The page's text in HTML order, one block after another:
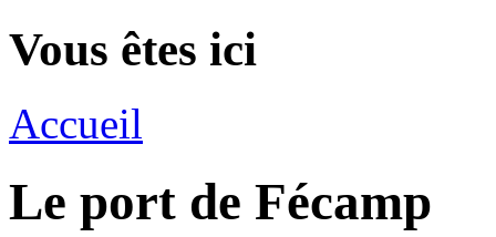
Vous êtes ici
Accueil
Le port de Fécamp